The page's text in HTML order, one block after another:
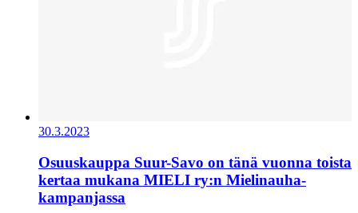
30.3.2023
Osuuskauppa Suur-Savo on tänä vuonna toista
kertaa mukana MIELI ry:n Mielinauha-
kampanjassa